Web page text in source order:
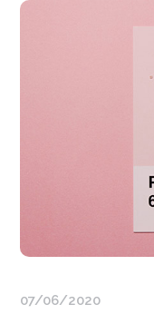
07/06/2020